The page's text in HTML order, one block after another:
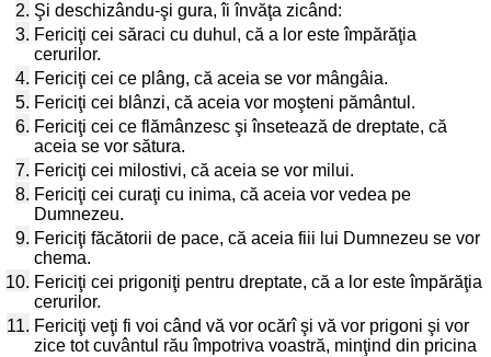
2. Şi deschizându-şi gura, îi învăţa zicând:
3. Fericiţi cei săraci cu duhul, că a lor este împărăţia
cerurilor.
4. Fericiţi cei ce plâng, că aceia se vor mângâia.
5. Fericiţi cei blânzi, că aceia vor moşteni pământul.
6. Fericiţi cei ce flămânzesc şi însetează de dreptate, că
aceia se vor sătura.
7. Fericiţi cei milostivi, că aceia se vor milui.
8. Fericiţi cei curaţi cu inima, că aceia vor vedea pe
Dumnezeu.
9. Fericiţi făcătorii de pace, că aceia fiii lui Dumnezeu se vor
chema.
10. Fericiţi cei prigoniţi pentru dreptate, că a lor este împărăţia
cerurilor.
11. Fericiţi veţi fi voi când vă vor ocărî şi vă vor prigoni şi vor
zice tot cuvântul rău împotriva voastră, minţind din pricina